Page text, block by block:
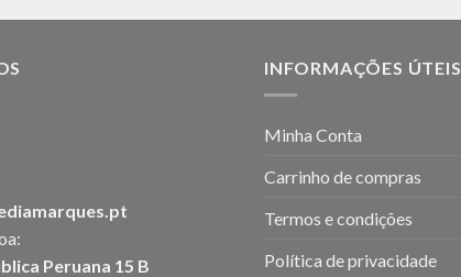
Peruana 15 B
INFORMAÇÕES ÚTEIS
Minha Conta
Carrinho de compras
Termos e condições
Política de privacidade